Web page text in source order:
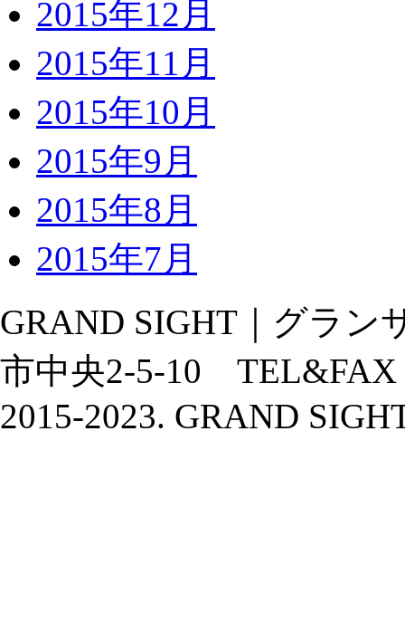
2015年12月
2015年11月
2015年10月
2015年9月
2015年8月
2015年7月
GRAND SIGHT｜グラン
市中央2-5-10 TEL&FAX
2015-2023. GRAND